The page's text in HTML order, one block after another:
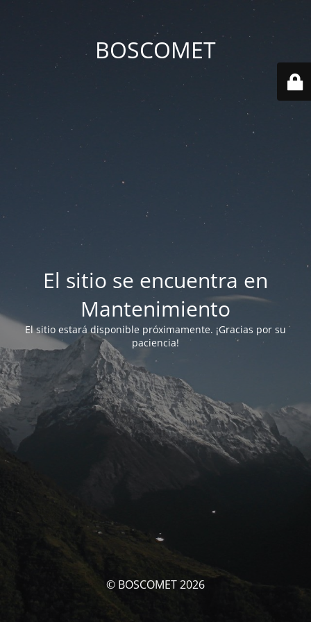
BOSCOMET
El sitio se encuentra en
Mantenimiento
El sitio estará disponible próximamente. ¡Gracias por su
paciencia!
© BOSCOMET 2026